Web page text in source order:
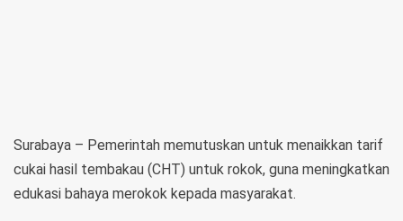
Surabaya – Pemerintah memutuskan untuk menaikkan tarif
cukai hasil tembakau (CHT) untuk rokok, guna meningkatkan
edukasi bahaya merokok kepada masyarakat.